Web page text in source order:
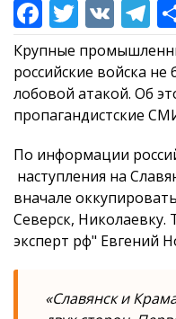
Крупные
российские войска не
лобовой атакой. Об
пропагандистские
По информации
наступления на
вначале
Северск,
эксперт рф" Евгений
«Славянск и